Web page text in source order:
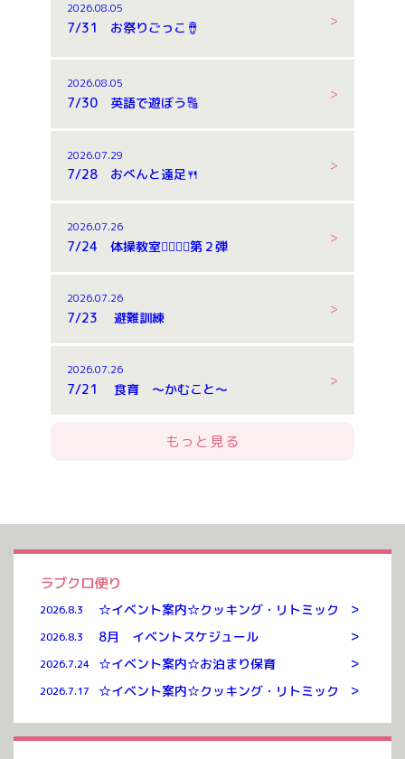
2026.08.05
7/31 お祭りごっこ🪘
2026.08.05
7/30 英語で遊ぼう🔠
2026.07.29
7/28 おべんと遠足🍴
2026.07.26
7/24 体操教室🤸‍♂️🤸‍♂️第２弾
2026.07.26
7/23 避難訓練
2026.07.26
7/21 食育 ～かむこと～
もっと見る
ラブクロ便り
2026.8.3 ☆イベント案内☆クッキング・リトミック >
2026.8.3 8月 イベントスケジュール >
2026.7.24 ☆イベント案内☆お泊まり保育 >
2026.7.17 ☆イベント案内☆クッキング・リトミック >